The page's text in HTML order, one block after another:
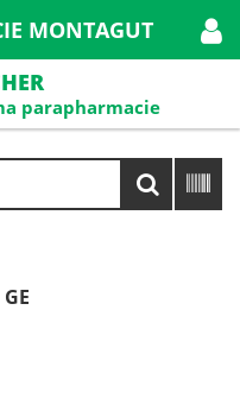
MONTAGUT
parapharmacie